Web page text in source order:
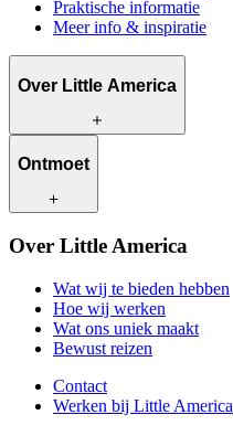
Praktische informatie
Meer info & inspiratie
Over Little America
Wat wij te bieden hebben
Wat ons uniek maakt
Contact
Werken bij Little America
Ontmoet
Onze reisadviseurs
Over Little America
Wat wij te bieden hebben
Hoe wij werken
Wat ons uniek maakt
Bewust reizen
Contact
Werken bij Little America